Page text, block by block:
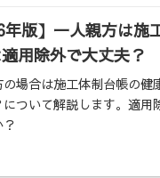
年版】一人親方は
用除外で大丈夫？
の場合は施工体制台帳の
について解説します。適用